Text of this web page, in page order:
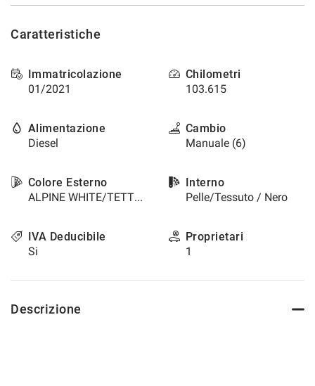
Caratteristiche
Immatricolazione
01/2021
Chilometri
103.615
Alimentazione
Diesel
Cambio
Manuale (6)
Colore Esterno
ALPINE WHITE/TETTO NERO / Pastello
Interno
Pelle/Tessuto / Nero
IVA Deducibile
Si
Proprietari
1
Descrizione
strumenti
di
si
rimanda
alla
policy.
Puoi
modificare
in
qualsiasi